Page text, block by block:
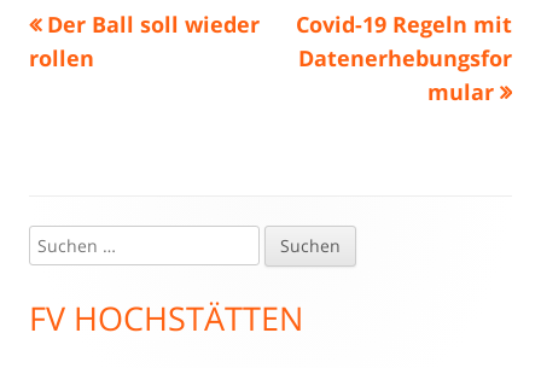
Beitragsnavigation
Vorheriger
Beitrag:
Der Ball soll wieder
rollen
Nächster
Beitrag
Covid-19 Regeln mit
Datenerhebungsfor
mular
Haupt-
Seitenleiste
Suchen
nach:
FV HOCHSTÄTTEN